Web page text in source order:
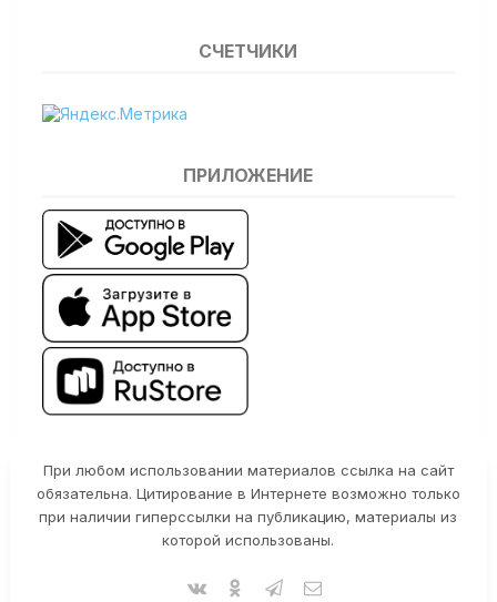
СЧЕТЧИКИ
ПРИЛОЖЕНИЕ
При любом использовании материалов ссылка на сайт
обязательна. Цитирование в Интернете возможно только
при наличии гиперссылки на публикацию, материалы из
которой использованы.